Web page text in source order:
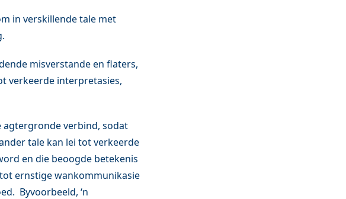
in verskillende tale met
misverstande en flaters,
verkeerde interpretasies,
agtergronde verbind, sodat
tale kan lei tot verkeerde
en die beoogde betekenis
ernstige wankommunikasie
Byvoorbeeld, ‘n